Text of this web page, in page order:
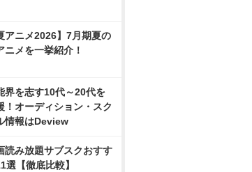
アニメ2026】7月期夏の
ニメを一挙紹介！
界を志す10代～20代を
！オーディション・スク
情報はDeview
読み放題サブスクおすす
選【徹底比較】